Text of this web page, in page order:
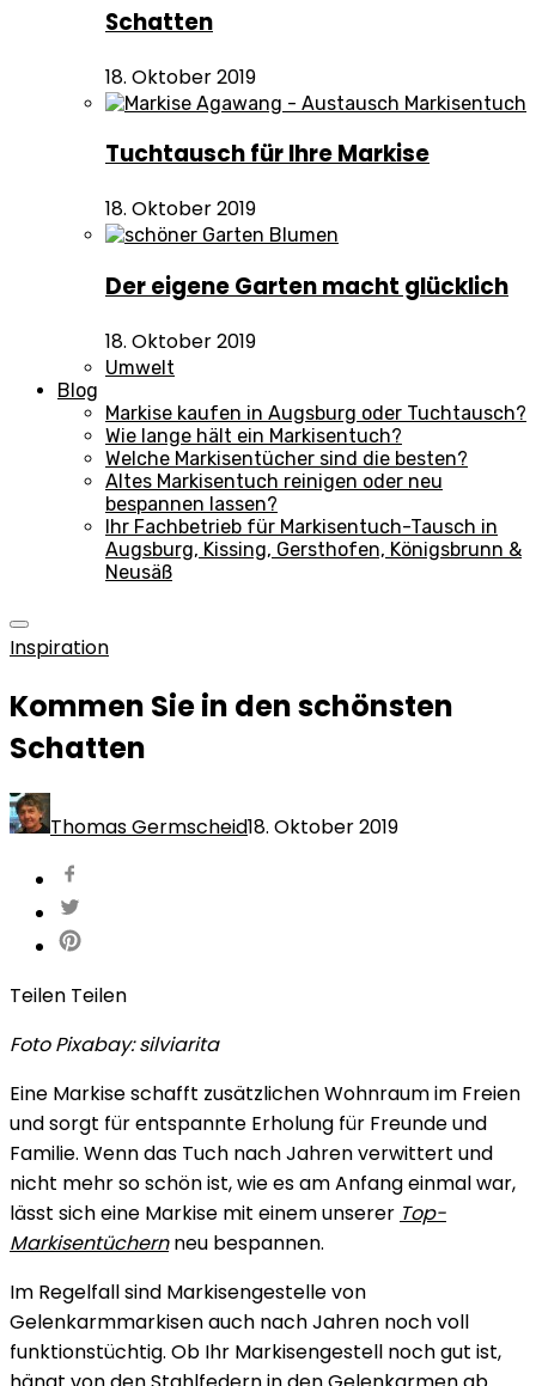
Schatten
18. Oktober 2019
Tuchtausch für Ihre Markise
18. Oktober 2019
Der eigene Garten macht glücklich
18. Oktober 2019
Umwelt
Blog
Markise kaufen in Augsburg oder Tuchtausch?
Wie lange hält ein Markisentuch?
Welche Markisentücher sind die besten?
Altes Markisentuch reinigen oder neu
bespannen lassen?
Ihr Fachbetrieb für Markisentuch-Tausch in
Augsburg, Kissing, Gersthofen, Königsbrunn &
Neusäß
Inspiration
Kommen Sie in den schönsten
Schatten
Thomas Germscheid18. Oktober 2019
Teilen Teilen
Foto Pixabay: silviarita
Eine Markise schafft zusätzlichen Wohnraum im Freien
und sorgt für entspannte Erholung für Freunde und
Familie. Wenn das Tuch nach Jahren verwittert und
nicht mehr so schön ist, wie es am Anfang einmal war,
lässt sich eine Markise mit einem unserer Top-
Markisentüchernneu bespannen.
Im Regelfall sind Markisengestelle von
Gelenkarmmarkisen auch nach Jahren noch voll
funktionstüchtig. Ob Ihr Markisengestell noch gut ist,